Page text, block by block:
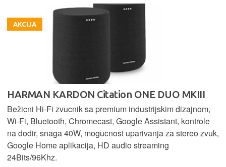
AKCIJA
HARMAN KARDON Citation ONE DUO MKIII
Bežicni Hi-Fi zvucnik sa premium industrijskim dizajnom,
Wi-Fi, Bluetooth, Chromecast, Google Assistant, kontrole
na dodir, snaga 40W, mogucnost uparivanja za stereo zvuk,
Google Home aplikacija, HD audio streaming
24Bits/96Khz.